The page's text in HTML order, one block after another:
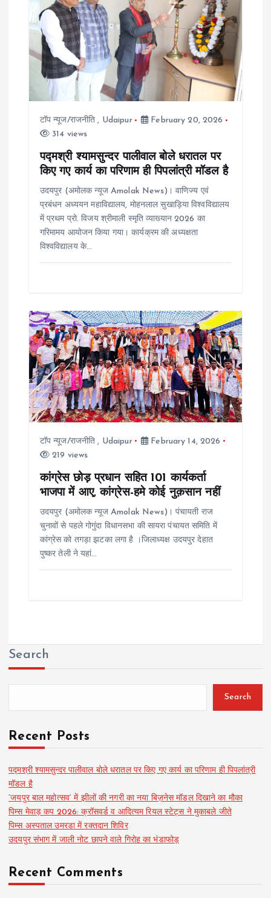
g
a
टॉप न्यूज/राजनीति , Udaipur
February 20, 2026
314 views
पद्मश्री श्यामसुन्दर पालीवाल बोले धरातल पर
किए गए कार्य का परिणाम ही पिपलांत्री मॉडल है
उदयपुर (अमोलक न्यूज Amolak News)। वाणिज्य एवं
प्रबंधन अध्ययन महाविद्यालय, मोहनलाल सुखाड़िया विश्वविद्यालय
में प्रथम प्रो. विजय श्रीमाली स्मृति व्याख्यान 2026 का
गरिमामय आयोजन किया गया। कार्यक्रम की अध्यक्षता
विश्वविद्यालय के…
टॉप न्यूज/राजनीति , Udaipur
February 14, 2026
219 views
कांग्रेस छोड़ प्रधान सहित 101 कार्यकर्ता
भाजपा में आए, कांग्रेस-हमे कोई नुक़सान नहीं
उदयपुर (अमोलक न्यूज Amolak News)। पंचायती राज
चुनावों से पहले गोगुंदा विधानसभा की सायरा पंचायत समिति में
कांग्रेस को तगड़ा झटका लगा है ।जिलाध्यक्ष उदयपुर देहात
पुष्कर तेली ने यहां…
Search
Search
Recent Posts
पद्मश्री श्यामसुन्दर पालीवाल बोले धरातल पर किए गए कार्य का परिणाम ही पिपलांत्री
मॉडल है
‘जयपुर बाल महोत्सव’ में झीलों की नगरी का नया बिज़नेस मॉडल दिखाने का मौका
पिम्स मेवाड़ कप 2026: क्रॉसवर्ड व आदित्यम रियल स्टेट्स ने मुकाबले जीते
पिम्स अस्पताल उमरडा में रक्तदान शिविर
उदयपुर संभाग में जाली नोट छापने वाले गिरोह का भंडाफोड़
Recent Comments